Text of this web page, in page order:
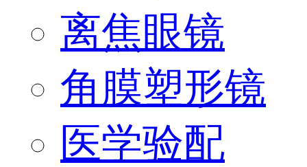
离焦眼镜
角膜塑形镜
医学验配